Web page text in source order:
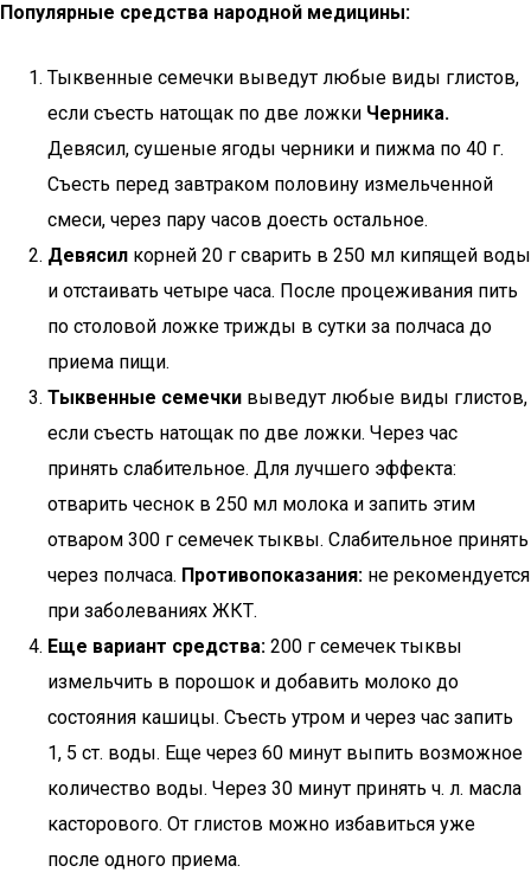
Популярные средства народной медицины:
Тыквенные семечки выведут любые виды глистов,
если съесть натощак по две ложки Черника.
Девясил, сушеные ягоды черники и пижма по 40 г.
Съесть перед завтраком половину измельченной
смеси, через пару часов доесть остальное.
Девясил корней 20 г сварить в 250 мл кипящей воды
и отстаивать четыре часа. После процеживания пить
по столовой ложке трижды в сутки за полчаса до
приема пищи.
Тыквенные семечки выведут любые виды глистов,
если съесть натощак по две ложки. Через час
принять слабительное. Для лучшего эффекта:
отварить чеснок в 250 мл молока и запить этим
отваром 300 г семечек тыквы. Слабительное принять
через полчаса. Противопоказания: не рекомендуется
при заболеваниях ЖКТ.
Еще вариант средства: 200 г семечек тыквы
измельчить в порошок и добавить молоко до
состояния кашицы. Съесть утром и через час запить
1, 5 ст. воды. Еще через 60 минут выпить возможное
количество воды. Через 30 минут принять ч. л. масла
касторового. От глистов можно избавиться уже
после одного приема.